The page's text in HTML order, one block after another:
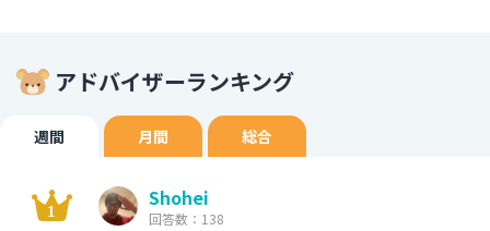
アドバイザーランキング
週間 月間 総合
Shohei
回答数：138